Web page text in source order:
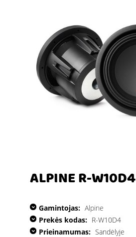
ALPINE R-W10D4
Gamintojas: Alpine
Prekės kodas: R-W10D4
Prieinamumas: Sandėlyje